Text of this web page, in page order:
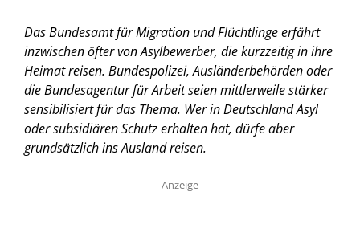
Das Bundesamt für Migration und Flüchtlinge erfährt
inzwischen öfter von Asylbewerber, die kurzzeitig in ihre
Heimat reisen. Bundespolizei, Ausländerbehörden oder
die Bundesagentur für Arbeit seien mittlerweile stärker
sensibilisiert für das Thema. Wer in Deutschland Asyl
oder subsidiären Schutz erhalten hat, dürfe aber
grundsätzlich ins Ausland reisen.
Anzeige